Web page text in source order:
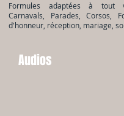
Formules adaptées à tout
Carnavals, Parades, Corsos,
d'honneur, réception, mariage,
Audios